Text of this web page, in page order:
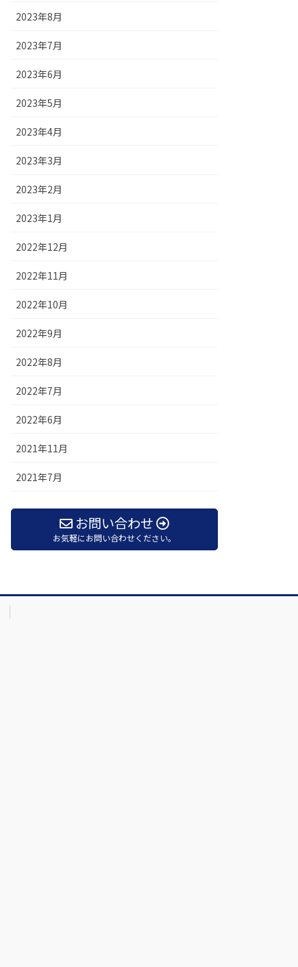
2023年8月
2023年7月
2023年6月
2023年5月
2023年4月
2023年3月
2023年2月
2023年1月
2022年12月
2022年11月
2022年10月
2022年9月
2022年8月
2022年7月
2022年6月
2021年11月
2021年7月
お問い合わせ
お気軽にお問い合わせください。